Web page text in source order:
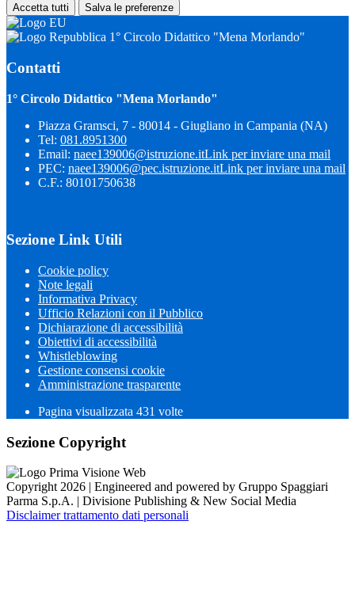
Accetta tutti Salva le preferenze
1° Circolo Didattico "Mena Morlando"
Contatti
1° Circolo Didattico "Mena Morlando"
Piazza Gramsci, 7 - 80014 - Giugliano in Campania (NA)
Tel: 081.8951300
Email: naee139006@istruzione.itLink per inviare una mail
PEC: naee139006@pec.istruzione.itLink per inviare una mail
C.F.: 80101750638
Sezione Link Utili
Cookie policy
Note legali
Informativa Privacy
Ufficio Relazioni con il Pubblico
Dichiarazione di accessibilità
Obiettivi di accessibilità
Whistleblowing
Gestione consensi cookie
Amministrazione trasparente
Pagina visualizzata 431 volte
Sezione Copyright
Copyright 2026 | Engineered and powered by Gruppo Spaggiari
Parma S.p.A. | Divisione Publishing & New Social Media
Disclaimer trattamento dati personali